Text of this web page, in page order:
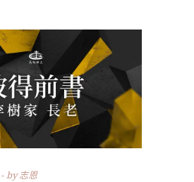
by志恩